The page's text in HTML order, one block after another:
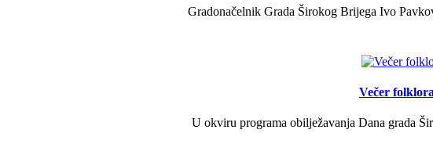
Gradonačelnik Grada Širokog Brijega Ivo
Večer
U okviru programa obilježavanja Dana grada